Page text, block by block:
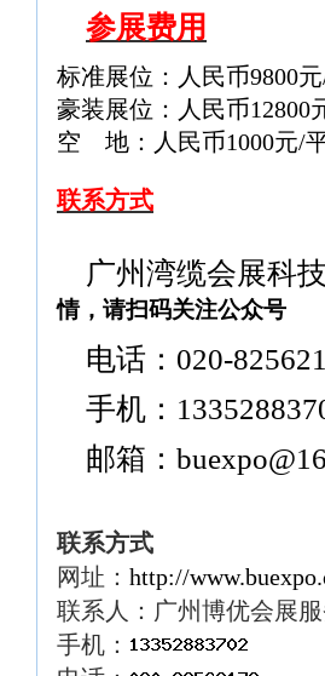
参展费用
标准展位： 人民币9800元
豪装展位：人民币12800
空
地：人民币1000元/
联系方式
广州湾缆会展科
情，请扫码关注公众号
电话 ： 020-
手机：
邮箱 ：
联系方式
网址： http://
联系人：广州博优会展
手机：